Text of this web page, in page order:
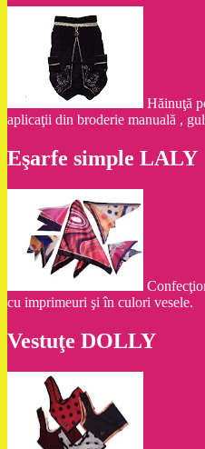
Hăinuţă
aplicaţii din broderie manuală ,
Eşarfe simple LALY
cu imprimeuri şi în culori vesele.
Vestuţe DOLLY